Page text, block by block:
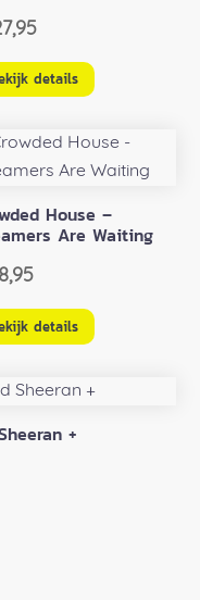
details
House –
Are Waiting
details
+